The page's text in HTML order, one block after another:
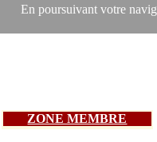
En poursuivant votre
ZONE MEMBRE